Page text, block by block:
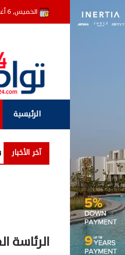
الخميس, 6 أغسطس 2026
الرئيسية
آخر الأخبار
إعلانية غير تقليدية تمهد لإطلاق
الرئاسة